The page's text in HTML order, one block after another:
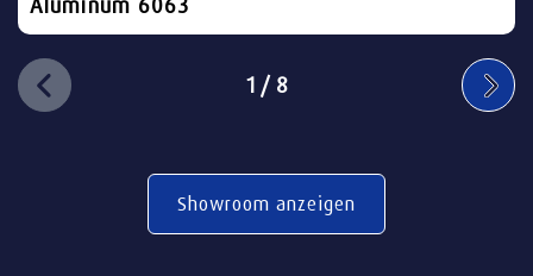
1/ 8
Showroom anzeigen